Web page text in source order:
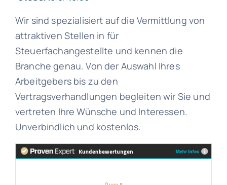
Wir sind spezialisiert auf die Vermittlung von
attraktiven Stellen in für
Steuerfachangestellte und kennen die
Branche genau. Von der Auswahl Ihres
Arbeitgebers bis zu den
Vertragsverhandlungen begleiten wir Sie und
vertreten Ihre Wünsche und Interessen.
Unverbindlich und kostenlos.